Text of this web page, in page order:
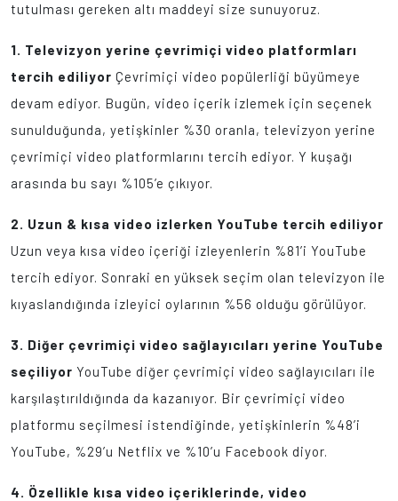
tutulması gereken altı maddeyi size sunuyoruz.
1. Televizyon yerine çevrimiçi video platformları
tercih ediliyor Çevrimiçi video popülerliği büyümeye
devam ediyor. Bugün, video içerik izlemek için seçenek
sunulduğunda, yetişkinler %30 oranla, televizyon yerine
çevrimiçi video platformlarını tercih ediyor. Y kuşağı
arasında bu sayı %105’e çıkıyor.
2. Uzun & kısa video izlerken YouTube tercih ediliyor
Uzun veya kısa video içeriği izleyenlerin %81’i YouTube
tercih ediyor. Sonraki en yüksek seçim olan televizyon ile
kıyaslandığında izleyici oylarının %56 olduğu görülüyor.
3. Diğer çevrimiçi video sağlayıcıları yerine YouTube
seçiliyor YouTube diğer çevrimiçi video sağlayıcıları ile
karşılaştırıldığında da kazanıyor. Bir çevrimiçi video
platformu seçilmesi istendiğinde, yetişkinlerin %48’i
YouTube, %29’u Netflix ve %10’u Facebook diyor.
4. Özellikle kısa video içeriklerinde, video